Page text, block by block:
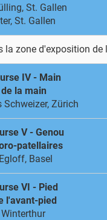
St. Gallen
St. Gallen
la zone d'exposition de
IV - Main
la main
Schweizer, Zürich
V - Genou
patellaires
Basel
VI - Pied
l'avant-pied